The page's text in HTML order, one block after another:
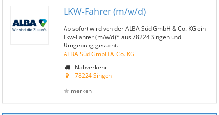
LKW-Fahrer (m/w/d)
Ab sofort wird von der ALBA Süd GmbH & Co. KG ein
Lkw-Fahrer (m/w/d)* aus 78224 Singen und
Umgebung gesucht.
ALBA Süd GmbH & Co. KG
Nahverkehr
78224 Singen
merken